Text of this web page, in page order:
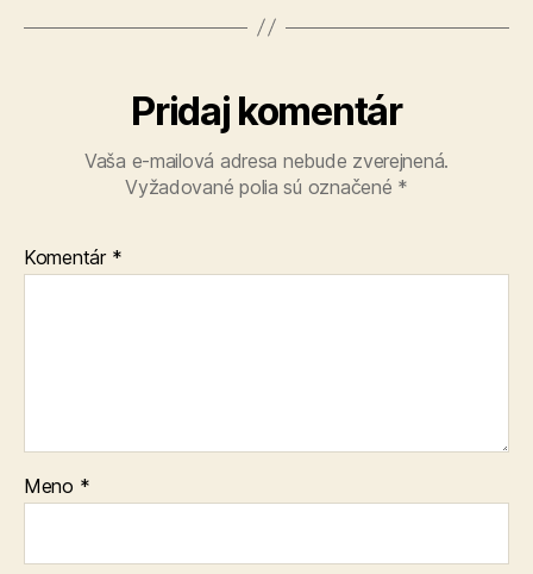
Pridaj komentár
Vaša e-mailová adresa nebude zverejnená.
Vyžadované polia sú označené *
Komentár *
Meno *